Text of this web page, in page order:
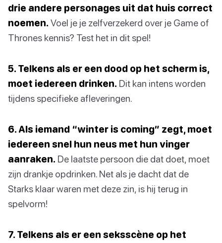
drie andere personages uit dat huis correct
noemen. Voel je je zelfverzekerd over je Game of
Thrones kennis? Test het in dit spel!
5. Telkens als er een dood op het scherm is,
moet iedereen drinken. Dit kan intens worden
tijdens specifieke afleveringen.
6. Als iemand “winter is coming” zegt, moet
iedereen snel hun neus met hun vinger
aanraken. De laatste persoon die dat doet, moet
zijn drankje opdrinken. Net als je dacht dat de
Starks klaar waren met deze zin, is hij terug in
spelvorm!
7. Telkens als er een seksscène op het